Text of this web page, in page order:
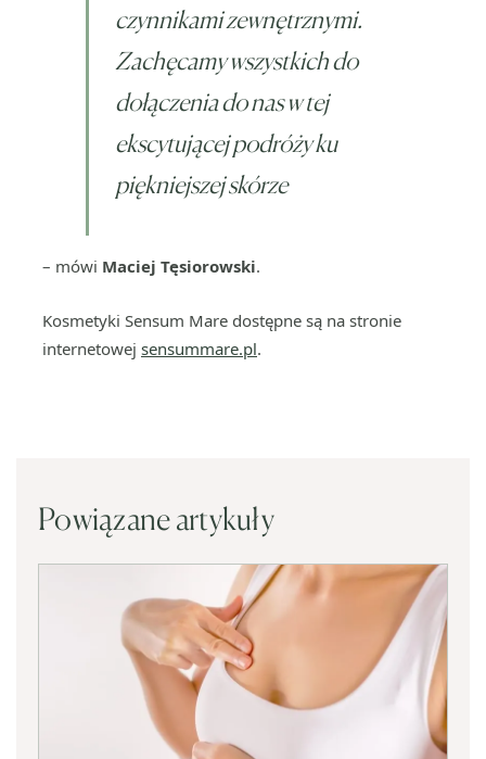
czynnikami zewnętrznymi.
Zachęcamy wszystkich do
dołączenia do nas w tej
ekscytującej podróży ku
piękniejszej skórze
– mówi Maciej Tęsiorowski.
Kosmetyki Sensum Mare dostępne są na stronie
internetowej sensummare.pl.
Powiązane artykuły